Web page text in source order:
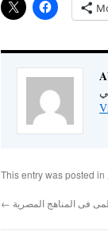
This entry was posted in
← فى المناهج المصرية